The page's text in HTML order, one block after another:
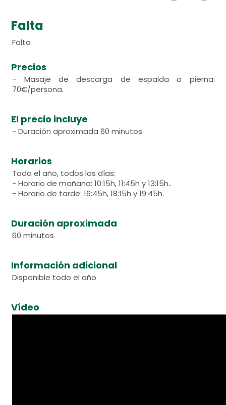
Falta
Falta
Precios
- Masaje de descarga de espalda o pierna:
70€/persona.
El precio incluye
- Duración aproximada 60 minutos.
Horarios
Todo el año, todos los días:
- Horario de mañana: 10:15h, 11:45h y 13:15h..
- Horario de tarde: 16:45h, 18:15h y 19:45h.
Duración aproximada
60 minutos
Información adicional
Disponible todo el año
Vídeo